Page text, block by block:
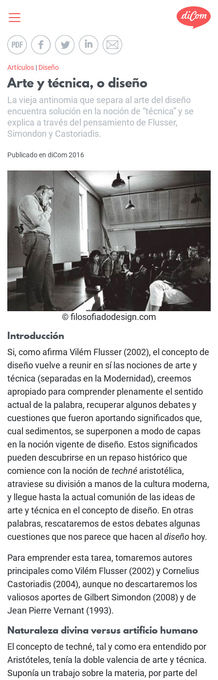
Artículos | Diseño
Arte y técnica, o diseño
La vieja antinomia que separa al arte del diseño
encuentra solución en la noción de “técnica” y se
explica a través del pensamiento de Flusser,
Simondon y Castoriadis.
Publicado en diCom 2016
© filosofiadodesign.com
Introducción
Si, como afirma Vilém Flusser (2002), el concepto de
diseño vuelve a reunir en sí las nociones de arte y
técnica (separadas en la Modernidad), creemos
apropiado para comprender plenamente el sentido
actual de la palabra, recuperar algunos debates y
cuestiones que fueron aportando significados que,
cual sedimentos, se superponen a modo de capas
en la noción vigente de diseño. Estos significados
pueden descubrirse en un repaso histórico que
comience con la noción de techné aristotélica,
atraviese su división a manos de la cultura moderna,
y llegue hasta la actual comunión de las ideas de
arte y técnica en el concepto de diseño. En otras
palabras, rescataremos de estos debates algunas
cuestiones que nos parece que hacen al diseño hoy.
Para emprender esta tarea, tomaremos autores
principales como Vilém Flusser (2002) y Cornelius
Castoriadis (2004), aunque no descartaremos los
valiosos aportes de Gilbert Simondon (2008) y de
Jean Pierre Vernant (1993).
Naturaleza divina versus artificio humano
El concepto de techné, tal y como era entendido por
Aristóteles, tenía la doble valencia de arte y técnica.
Suponía un trabajo sobre la materia, por parte del